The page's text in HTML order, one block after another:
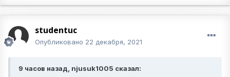
studentuc
Опубликовано 22 декабря, 2021
9 часов назад, njusuk1005 сказал: